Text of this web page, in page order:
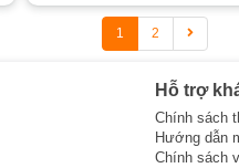
1 2
Hỗ trợ
Chính sách
Hướng dẫn
Chính sách